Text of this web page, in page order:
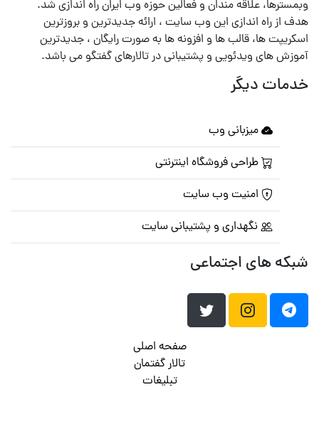
وبمسترها، علاقه مندان و فعالین حوزه وب ایران راه اندازی شد.
هدف از راه اندازی این وب سایت ، ارائه جدیدترین و بروزترین
اسکریپت ها، قالب ها و افزونه ها به صورت رایگان ، جدیدترین
آموزش های ویدئویی و پشتیبانی در تالارهای گفتگو می باشد.
خدمات دیگر
میزبانی وب
طراحی فروشگاه اینترنتی
امنیت وب سایت
نگهداری و پشتیبانی سایت
شبکه های اجتماعی
صفحه اصلی
تالار گفتمان
تبلیغات